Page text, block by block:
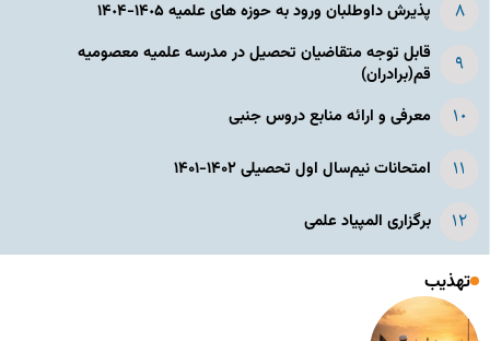
پذیرش داوطلبان ورود به حوزه های علمیه ١۴٠۵-١۴٠۴
قابل توجه متقاضیان تحصیل در مدرسه علمیه معصومیه
قم(برادران)
معرفی و ارائه منابع دروس جنبی
امتحانات نیم‌سال اول تحصیلی ۱۴۰۲-۱۴۰۱
برگزاری المپیاد علمی
تهذیب